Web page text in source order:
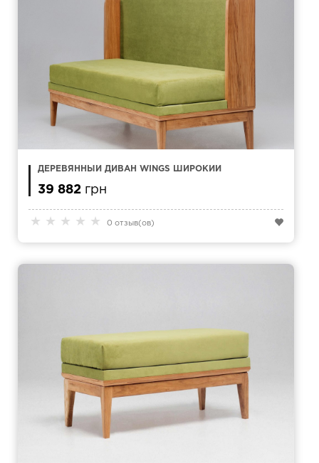
★ ★ ★ ★ ★ 0 отзыв(ов)
ДЕРЕВЯННЫЙ ДИВАН WINGS ШИРОКИЙ
39 882 грн